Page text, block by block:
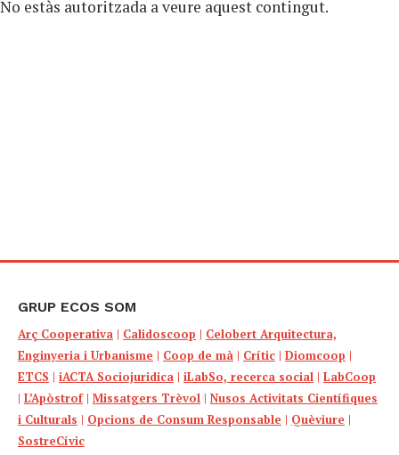
No estàs autoritzada a veure aquest contingut.
GRUP ECOS SOM
Arç Cooperativa | Calidoscoop | Celobert Arquitectura,
Enginyeria i Urbanisme | Coop de mà | Crític | Diomcoop |
ETCS | iACTA Sociojuridica | iLabSo, recerca social | LabCoop
| L’Apòstrof| Missatgers Trèvol | Nusos Activitats Científiques
i Culturals | Opcions de Consum Responsable | Quèviure |
SostreCívic